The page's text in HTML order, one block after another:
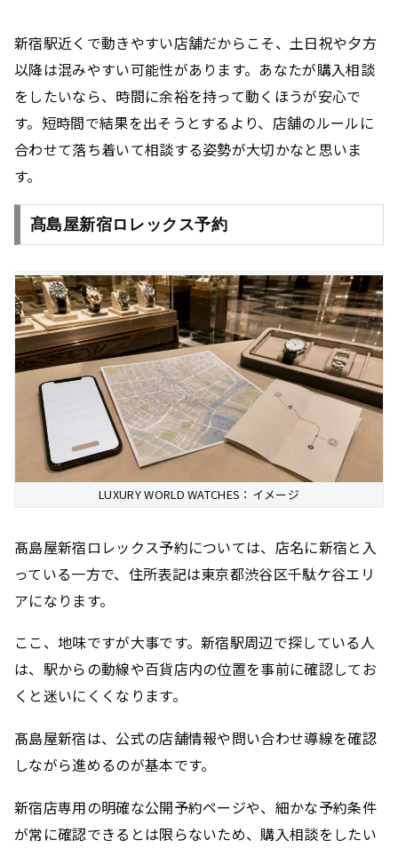
新宿駅近くで動きやすい店舗だからこそ、土日祝や夕方
以降は混みやすい可能性があります。あなたが購入相談
をしたいなら、時間に余裕を持って動くほうが安心で
す。短時間で結果を出そうとするより、店舗のルールに
合わせて落ち着いて相談する姿勢が大切かなと思いま
す。
髙島屋新宿ロレックス予約
LUXURY WORLD WATCHES：イメージ
髙島屋新宿ロレックス予約については、店名に新宿と入
っている一方で、住所表記は東京都渋谷区千駄ケ谷エリ
アになります。
ここ、地味ですが大事です。新宿駅周辺で探している人
は、駅からの動線や百貨店内の位置を事前に確認してお
くと迷いにくくなります。
髙島屋新宿は、公式の店舗情報や問い合わせ導線を確認
しながら進めるのが基本です。
新宿店専用の明確な公開予約ページや、細かな予約条件
が常に確認できるとは限らないため、購入相談をしたい